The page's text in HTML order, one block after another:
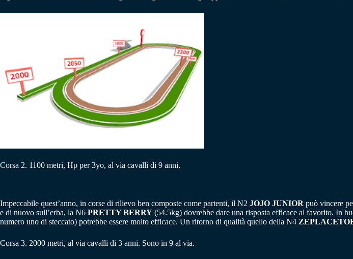
Corsa 2. 1100 metri, Hp per 3yo, al via cavalli di 9 anni.
Impeccabile quest’anno, in corse di rilievo ben composte come partenti, il N2 JOJO JUNIOR può vincere
e di nuovo sull’erba, la N6 PRETTY BERRY (54.5kg) dovrebbe dare una risposta efficace al favorito. In
numero uno di steccato) potrebbe essere molto efficace. Un ritorno di qualità quello della N4
Corsa 3. 2000 metri, al via cavalli di 3 anni. Sono in 9 al via.